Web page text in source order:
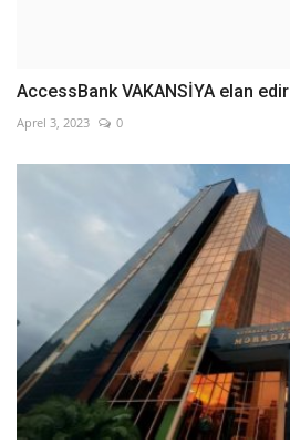
AccessBank VAKANSİYA elan edir
Aprel 3, 2023 0